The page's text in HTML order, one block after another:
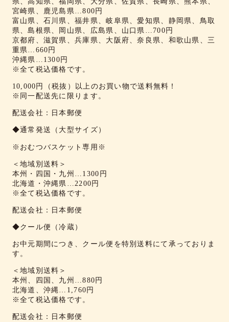
宮崎県、鹿児島県…800円
富山県、石川県、福井県、岐阜県、愛知県、静岡県、鳥取
県、島根県、岡山県、広島県、山口県…700円
京都府、滋賀県、兵庫県、大阪府、奈良県、和歌山県、三
重県…660円
沖縄県…1300円
※全て税込価格です。
10,000円（税抜）以上のお買い物で送料無料！
※同一配送先に限ります。
配送会社：日本郵便
◆通常発送（大型サイズ）
※おむつバスケット専用※
＜地域別送料＞
本州・四国・九州…1300円
北海道・沖縄県…2200円
※全て税込価格です。
配送会社：日本郵便
◆クール便（冷蔵）
お中元期間につき、クール便を特別送料にて承っておりま
す。
＜地域別送料＞
本州、四国、九州…880円
北海道、沖縄…1,760円
※全て税込価格です。
配送会社：日本郵便